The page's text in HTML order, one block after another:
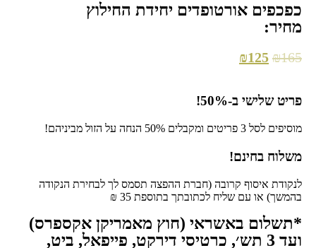
כפכפים אורטופדים יחידת החילוץ
מחיר:
₪165
₪125
פריט שלישי ב-50%!
מוסיפים לסל 3 פריטים ומקבלים 50% הנחה על הזול מביניהם!
משלוח בחינם!
לנקודת איסוף קרובה (חברת ההפצה תסמס לך לבחירת הנקודה
בהמשך) או עם שליח לכתובתך בתוספת 35 ₪
*תשלום באשראי (חוץ מאמריקן אקספרס)
ועד 3 תש׳, כרטיסי דירקט, פייפאל, ביט,